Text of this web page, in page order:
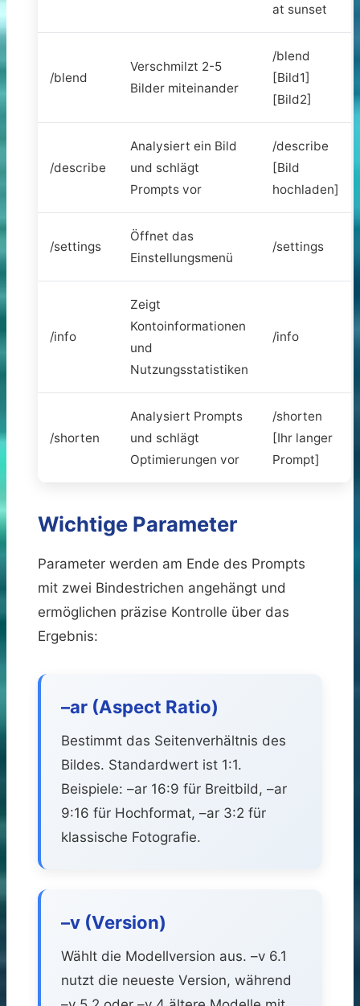
at sunset
/blend
Verschmilzt 2-5
Bilder miteinander
/blend
[Bild1]
[Bild2]
/describe
Analysiert ein Bild
und schlägt
Prompts vor
/describe
[Bild
hochladen]
/settings
Öffnet das
Einstellungsmenü
/settings
/info
Zeigt
Kontoinformationen
und
Nutzungsstatistiken
/info
/shorten
Analysiert Prompts
und schlägt
Optimierungen vor
/shorten
[Ihr langer
Prompt]
Wichtige Parameter
Parameter werden am Ende des Prompts
mit zwei Bindestrichen angehängt und
ermöglichen präzise Kontrolle über das
Ergebnis:
–ar (Aspect Ratio)
Bestimmt das Seitenverhältnis des
Bildes. Standardwert ist 1:1.
Beispiele: –ar 16:9 für Breitbild, –ar
9:16 für Hochformat, –ar 3:2 für
klassische Fotografie.
–v (Version)
Wählt die Modellversion aus. –v 6.1
nutzt die neueste Version, während